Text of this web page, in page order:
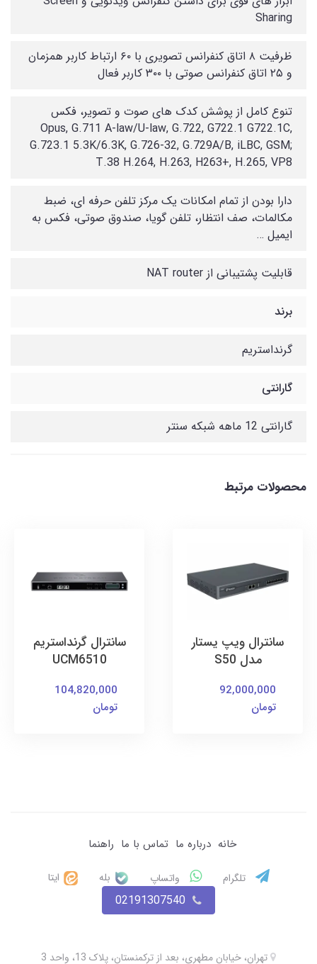
Sharing
ظرفیت ۸ اتاق کنفرانس تصویری با ۶۰ ارتباط کاربر همزمان
و ۲۵ اتاق کنفرانس صوتی با ۳۰۰ کاربر فعال
تنوع کامل از پوشش کدک های صوت و تصویر، فکس
Opus, G.711 A-law/U-law, G.722, G722.1 G722.1C,
G.723.1 5.3K/6.3K, G.726-32, G.729A/B, iLBC, GSM;
T.38 H.264, H.263, H263+, H.265, VP8
دارا بودن از تمام امکانات یک مرکز تلفن حرفه ای، ضبط
مکالمات، صف انتظار، تلفن گویا، صندوق صوتی، فکس به
ایمیل …
قابلیت پشتیبانی از NAT router
برند
گرنداستریم
گارانتی
گارانتی 12 ماهه شبکه سنتر
محصولات مرتبط
سانترال ویپ یستار
مدل S50
92,000,000
تومان
سانترال گرنداستریم
UCM6510
104,820,000
تومان
خانه درباره ما تماس با ما راهنما
تلگرام واتساپ بله ایتا
02191307540
تهران، خیابان مطهری، بعد از ترکمنستان، پلاک 13، واحد 3